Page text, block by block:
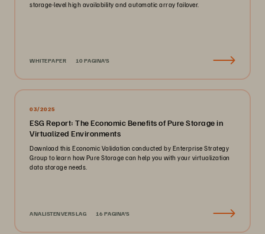
storage-level high availability and automatic array failover.
WHITEPAPER 10 PAGINA'S
03/2025
ESG Report: The Economic Benefits of Pure Storage in
Virtualized Environments
Download this Economic Validation conducted by Enterprise Strategy
Group to learn how Pure Storage can help you with your virtualization
data storage needs.
ANALISTENVERSLAG 16 PAGINA'S